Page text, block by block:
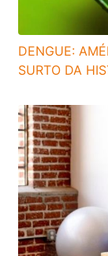
DENGUE:
SURTO DA